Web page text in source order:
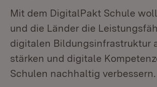
Mit dem DigitalPakt Schule
und die Länder die
digitalen Bildungsinfrastruktur
stärken und digitale
Schulen nachhaltig verbessern.